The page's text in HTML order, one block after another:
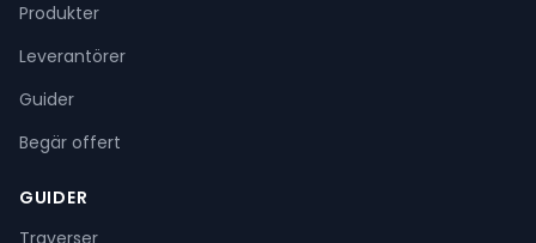
Produkter
Leverantörer
Guider
Begär offert
GUIDER